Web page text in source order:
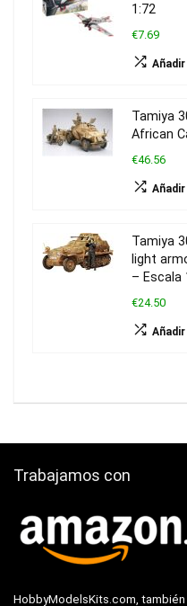
1:72
€7.69
Tamiya
African
€46.56
Tamiya
light
– Escala
€24.50
Trabajamos con
HobbyModelsKits.com,